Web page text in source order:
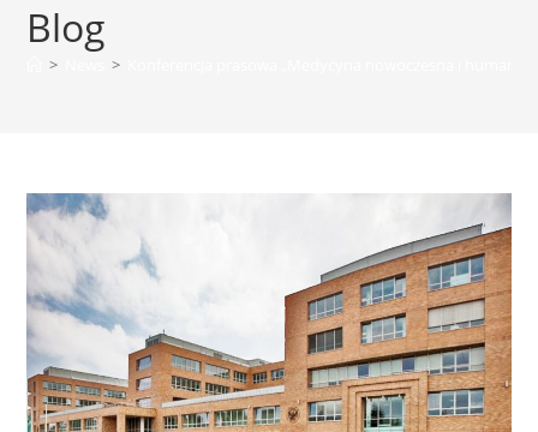
Blog
> >